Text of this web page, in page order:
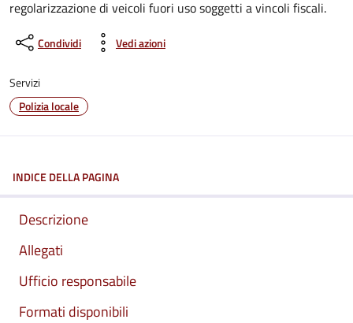
regolarizzazione di veicoli fuori uso soggetti a vincoli fiscali.
Condividi Vedi azioni
Servizi
Polizia locale
INDICE DELLA PAGINA
Descrizione
Allegati
Ufficio responsabile
Formati disponibili